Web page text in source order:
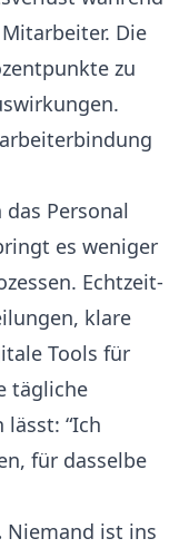
Die
zu
das Personal
es weniger
Echtzeit-
klare
Tools für
tägliche
lässt: “Ich
für dasselbe
Niemand ist ins